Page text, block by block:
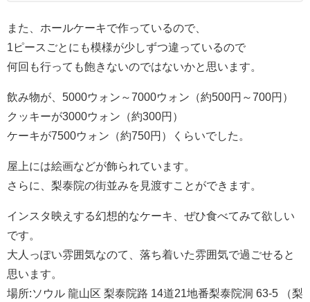
また、ホールケーキで作っているので、
1ピースごとにも模様が少しずつ違っているので
何回も行っても飽きないのではないかと思います。
飲み物が、5000ウォン～7000ウォン（約500円～700円）
クッキーが3000ウォン（約300円）
ケーキが7500ウォン（約750円）くらいでした。
屋上には絵画などが飾られています。
さらに、梨泰院の街並みを見渡すことができます。
インスタ映えする幻想的なケーキ、ぜひ食べてみて欲しい
です。
大人っぽい雰囲気なのて、落ち着いた雰囲気で過ごせると
思います。
場所:ソウル 龍山区 梨泰院路 14道21地番梨泰院洞 63-5 （梨